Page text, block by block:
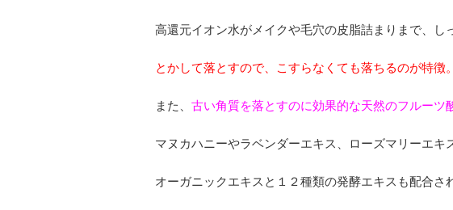
高還元イオン水がメイクや毛穴の皮脂詰まりまで、し
とかして落とすので、こすらなくても落ちるのが特徴。
また、 古い角質を落とすのに効果的な天然のフルーツ
マヌカハニーやラベンダーエキス、ローズマリーエキ
オーガニックエキスと１２種類の発酵エキスも配合さ